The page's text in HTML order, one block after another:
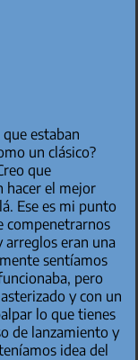
estaban
un clásico?
que
hacer el mejor
Ese es mi punto
compenetrarnos
arreglos eran una
sentíamos
pero
y con un
lo que tienes
de lanzamiento y
idea del